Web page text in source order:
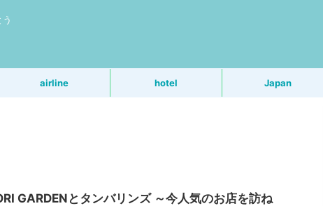
airline hotel Japan
GARDENとタンバリンズ ～今人気のお店を訪ね